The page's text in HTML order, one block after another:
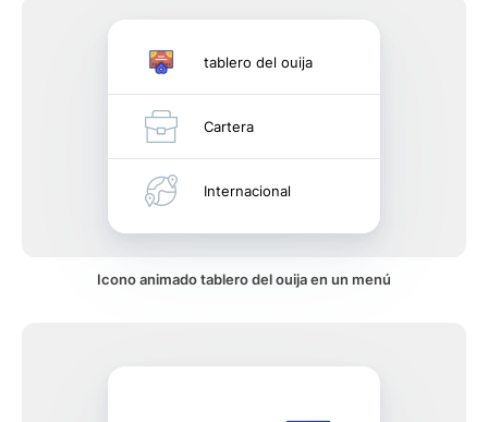
tablero del ouija
Cartera
Internacional
Icono animado tablero del ouija en un menú